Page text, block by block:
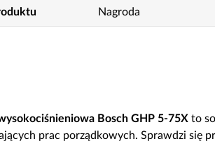
Nagroda
Bosch GHP 5-75X to
prac porządkowych. Sprawdzi się